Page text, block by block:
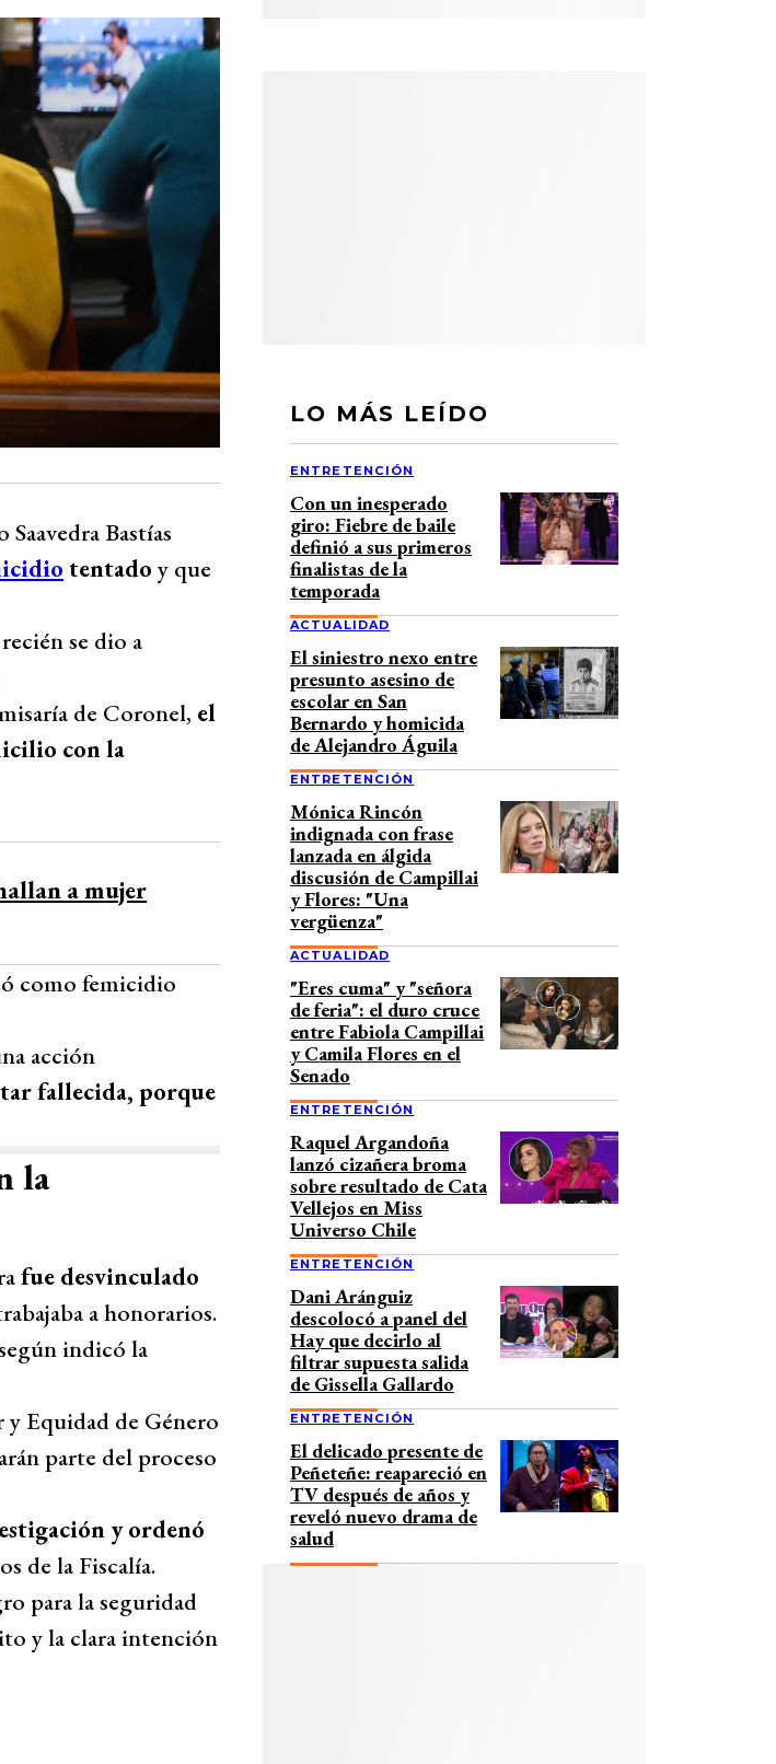
Bastías
tentado y que
se dio a
de Coronel, el
con la
a mujer
como femicidio
acción
fallecida, porque
la
fue desvinculado
a honorarios.
indicó la
Equidad de Género
parte del proceso
y ordenó
de la Fiscalía.
para la seguridad
y la clara intención
LO MÁS LEÍDO
ENTRETENCIÓN
Con un inesperado
giro: Fiebre de baile
definió a sus primeros
finalistas de la
temporada
ACTUALIDAD
El siniestro nexo entre
presunto asesino de
escolar en San
Bernardo y homicida
de Alejandro Águila
ENTRETENCIÓN
Mónica Rincón
indignada con frase
lanzada en álgida
discusión de Campillai
y Flores: "Una
vergüenza"
ACTUALIDAD
"Eres cuma" y "señora
de feria": el duro cruce
entre Fabiola Campillai
y Camila Flores en el
Senado
ENTRETENCIÓN
Raquel Argandoña
lanzó cizañera broma
sobre resultado de Cata
Vellejos en Miss
Universo Chile
ENTRETENCIÓN
Dani Aránguiz
descolocó a panel del
Hay que decirlo al
filtrar supuesta salida
de Gissella Gallardo
ENTRETENCIÓN
El delicado presente de
Peñeteñe: reapareció en
TV después de años y
reveló nuevo drama de
salud